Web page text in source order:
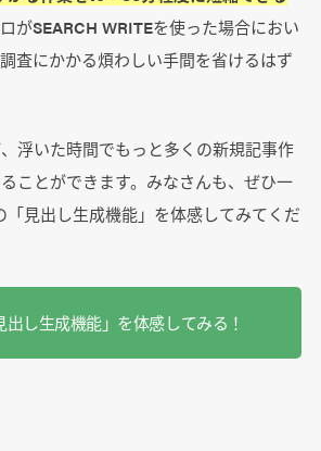
がSEARCH WRITEを使った場合におい
査にかかる煩わしい手間を省けるはず
浮いた時間でもっと多くの新規記事作
ことができます。みなさんも、ぜひ一
「見出し生成機能」を体感してみてくだ
出し生成機能」を体感してみる！